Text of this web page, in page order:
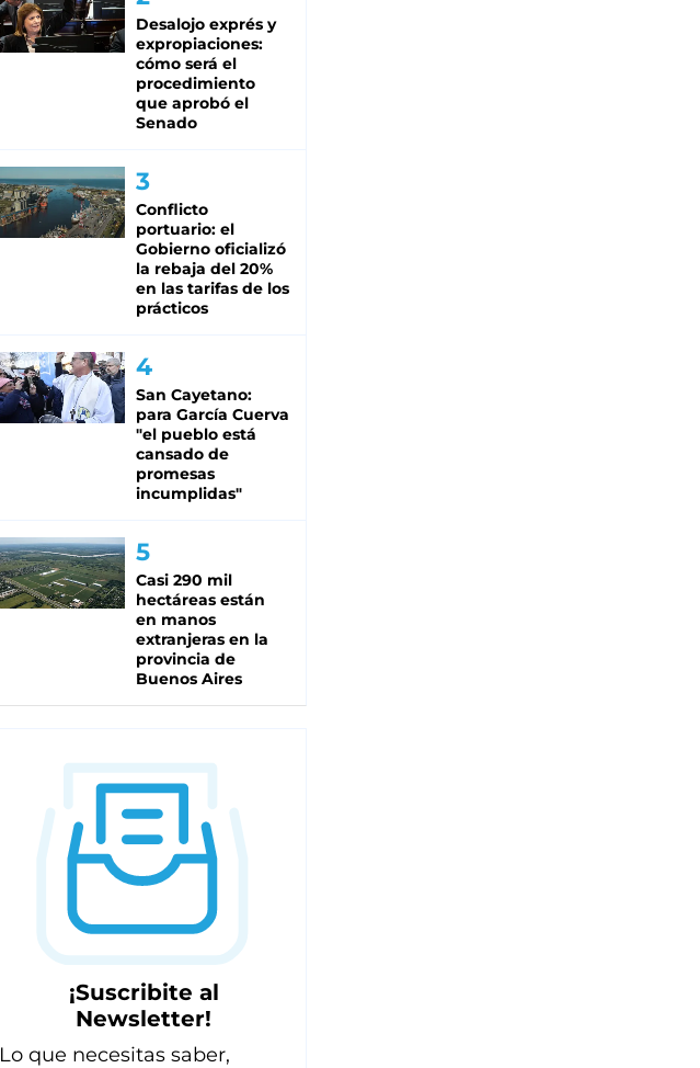
Desalojo exprés y
expropiaciones:
cómo será el
procedimiento
que aprobó el
Senado
Conflicto
portuario: el
Gobierno oficializó
la rebaja del 20%
en las tarifas de los
prácticos
San Cayetano:
para García Cuerva
"el pueblo está
cansado de
promesas
incumplidas"
Casi 290 mil
hectáreas están
en manos
extranjeras en la
provincia de
Buenos Aires
¡Suscribite al
Newsletter!
Lo que necesitas saber,